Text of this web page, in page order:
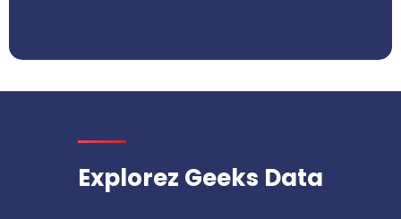
Explorez Geeks Data